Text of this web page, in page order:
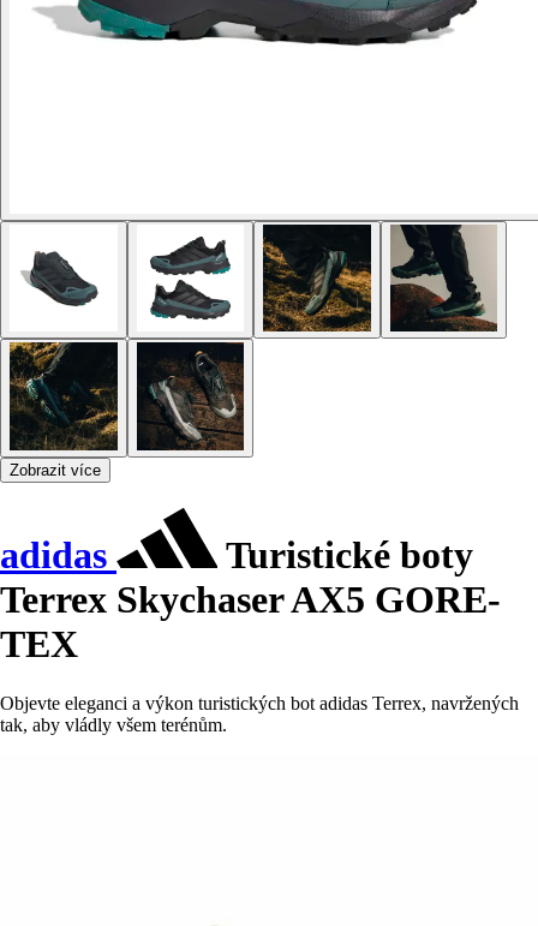
Zobrazit více
adidas
Turistické boty
Terrex Skychaser AX5 GORE-
TEX
Objevte eleganci a výkon turistických bot adidas Terrex, navržených
tak, aby vládly všem terénům.